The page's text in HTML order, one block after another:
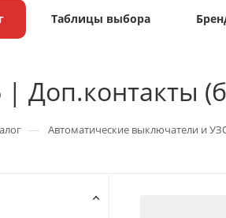
Таблицы выбора
Доп.контакты
— Автоматические выключатели и